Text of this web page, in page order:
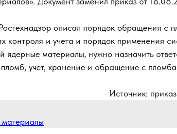
описал порядок обращения с
контроля и учета и порядок применения
ядерные материалы, нужно назначить
учет, хранение и обращение с
Источник:
материалы